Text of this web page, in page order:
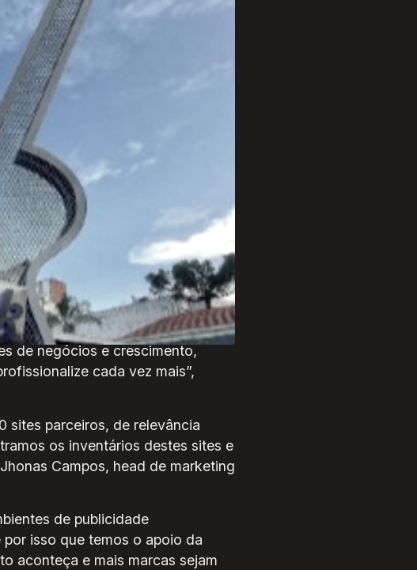
Café com Mídia, evento
dos Ambientes
em ambientes digitais
contará com a expertise da
mídia e ganhadora de Best Mídia,
Pacheco.
também especialista no tema.
e o conteúdo de
ele.
presidente do Grupo ND e
lançada oficialmente durante o
aproximar anunciantes e
de negócios e crescimento,
cada vez mais”,
sites parceiros, de relevância
os inventários destes sites e
Campos, head de marketing
de publicidade
isso que temos o apoio da
aconteça e mais marcas sejam